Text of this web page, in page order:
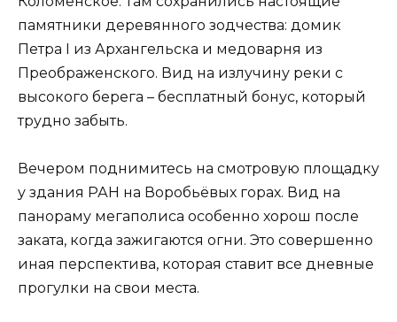
памятники деревянного зодчества: домик
Петра I из Архангельска и медоварня из
Преображенского. Вид на излучину реки с
высокого берега – бесплатный бонус, который
трудно забыть.
Вечером поднимитесь на смотровую площадку
у здания РАН на Воробьёвых горах. Вид на
панораму мегаполиса особенно хорош после
заката, когда зажигаются огни. Это совершенно
иная перспектива, которая ставит все дневные
прогулки на свои места.